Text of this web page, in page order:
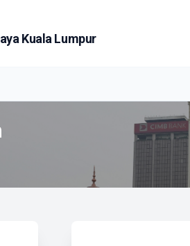
Kuala Lumpur